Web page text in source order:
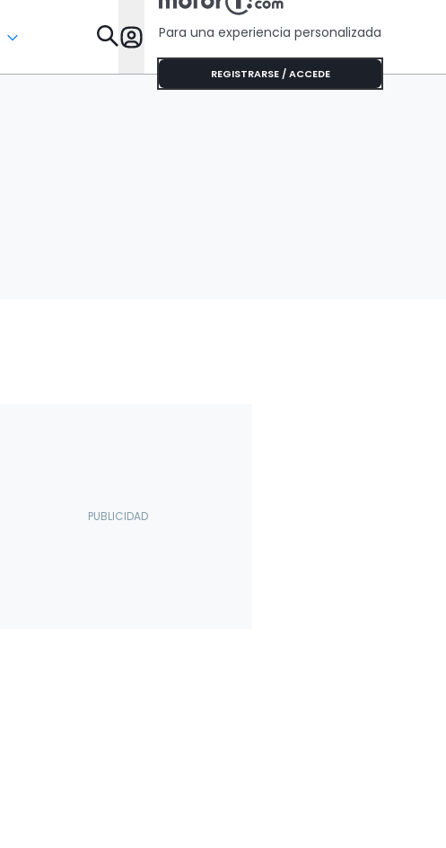
Para una experiencia personalizada
REGISTRARSE / ACCEDE